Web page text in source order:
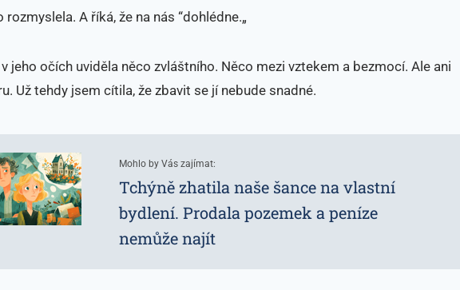
rozmyslela. A říká, že na nás “dohlédne.„
jeho očích uviděla něco zvláštního. Něco mezi vztekem a bezmocí. Ale ani
Už tehdy jsem cítila, že zbavit se jí nebude snadné.
Mohlo by Vás zajímat:
Tchýně zhatila naše šance na vlastní
bydlení. Prodala pozemek a peníze
nemůže najít